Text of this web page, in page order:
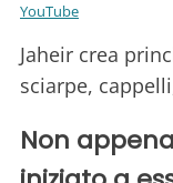
YouTube
Jaheir crea
sciarpe,
Non